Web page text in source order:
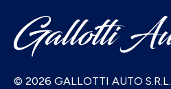
© 2026 GALLOTTI AUTO S.R.L.